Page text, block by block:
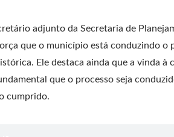
adjunto da Secretaria de
que o município está conduzindo o
Ele destaca ainda que a vinda
que o processo seja
cumprido.